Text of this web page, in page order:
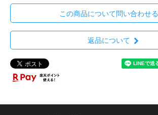
この商品について問い合わせる
返品について